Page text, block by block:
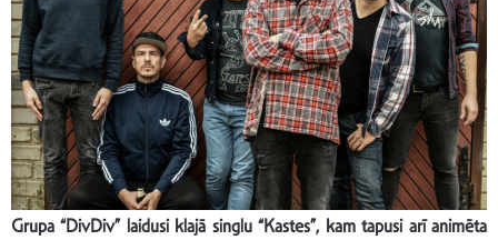
Grupa “DivDiv” laidusi klajā singlu “Kastes”, kam tapusi arī animēta